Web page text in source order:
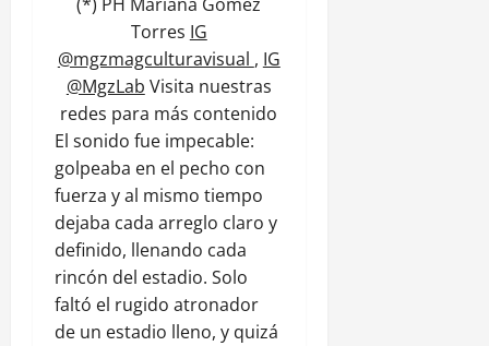
Torres IG
@mgzmagculturavisual , IG
@MgzLab Visita nuestras
redes para más contenido
El sonido fue impecable:
golpeaba en el pecho con
fuerza y al mismo tiempo
dejaba cada arreglo claro y
definido, llenando cada
rincón del estadio. Solo
faltó el rugido atronador
de un estadio lleno, y quizá